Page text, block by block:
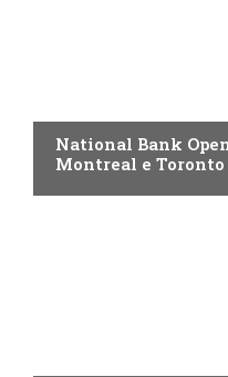
National Bank
Montreal e